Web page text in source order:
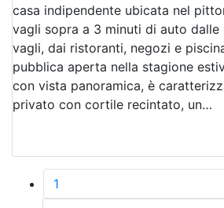
casa indipendente ubicata nel
vagli sopra a 3 minuti di auto dalle
vagli, dai ristoranti, negozi e
pubblica aperta nella stagione
con vista panoramica, è
privato con cortile recintato, un…
1